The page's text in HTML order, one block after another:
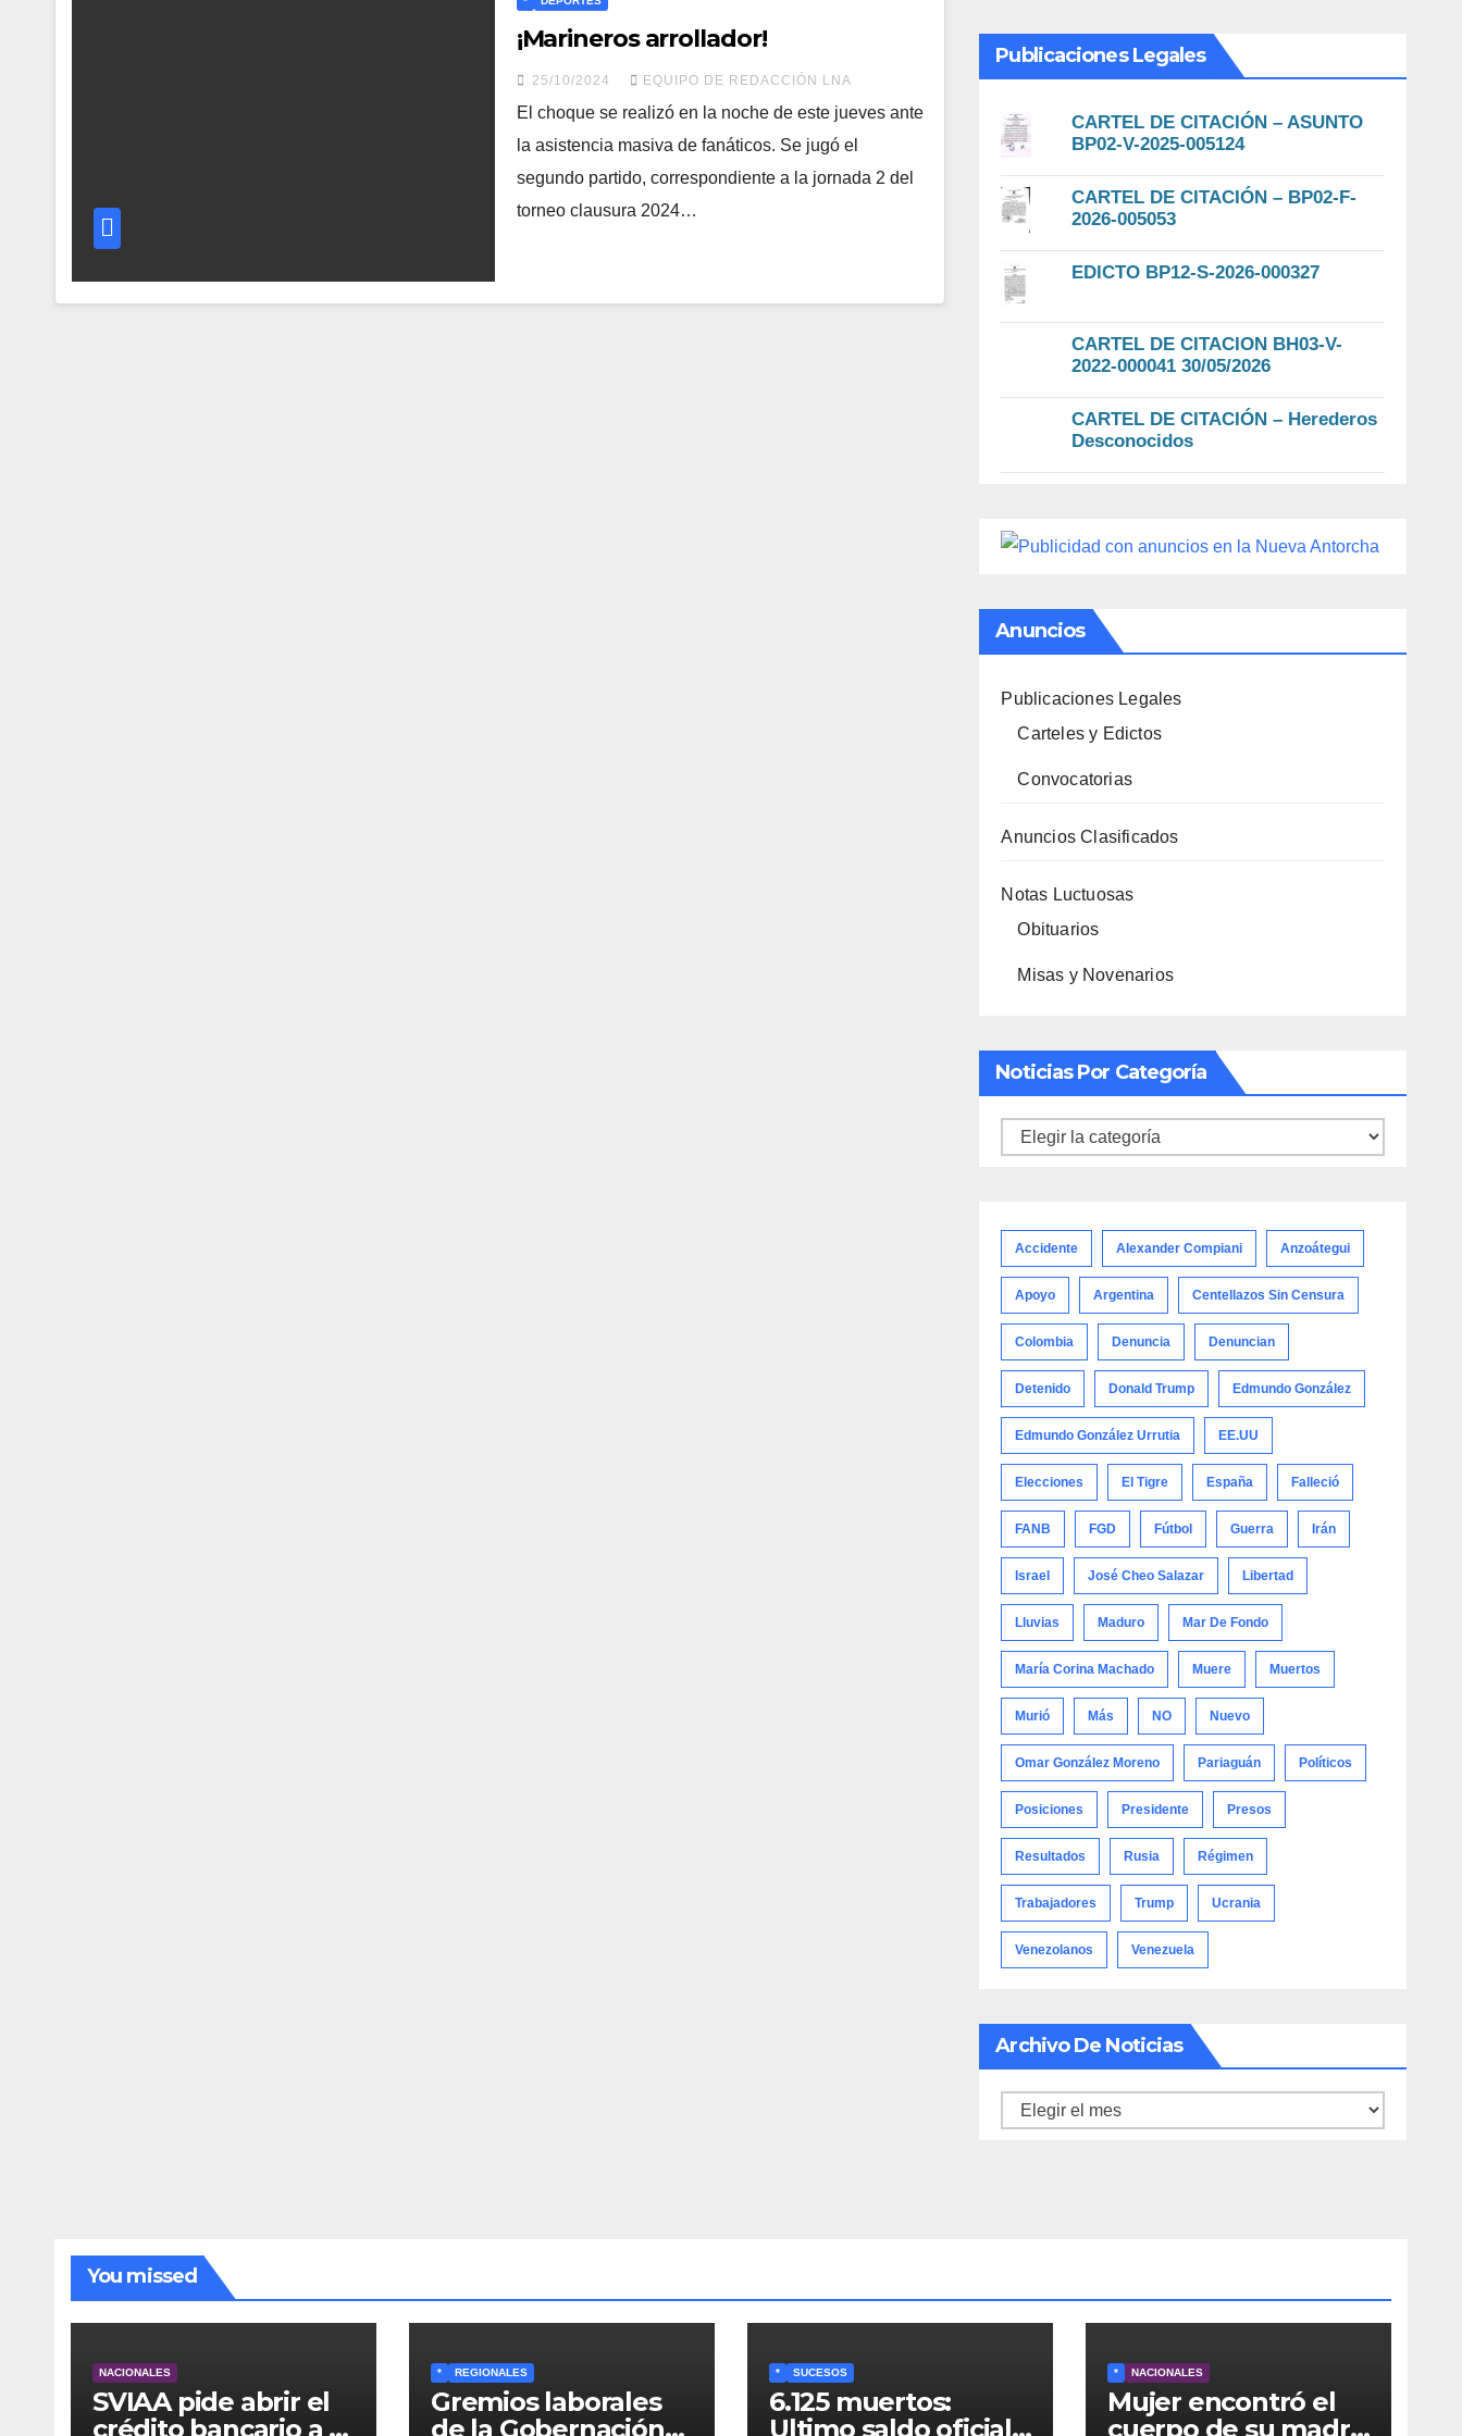
¡Marineros arrollador!
25/10/2024 EQUIPO DE REDACCIÓN LNA
El choque se realizó en la noche de este jueves ante
la asistencia masiva de fanáticos. Se jugó el
segundo partido, correspondiente a la jornada 2 del
torneo clausura 2024…
Publicaciones Legales
CARTEL DE CITACIÓN – ASUNTO
BP02-V-2025-005124
CARTEL DE CITACIÓN – BP02-F-
2026-005053
EDICTO BP12-S-2026-000327
CARTEL DE CITACION BH03-V-
2022-000041 30/05/2026
CARTEL DE CITACIÓN – Herederos
Desconocidos
Anuncios
Publicaciones Legales
Carteles y Edictos
Convocatorias
Anuncios Clasificados
Notas Luctuosas
Obituarios
Misas y Novenarios
Noticias Por Categoría
Noticias
Accidente Alexander Compiani Anzoátegui
Apoyo Argentina Centellazos Sin Censura
Colombia Denuncia Denuncian
Detenido Donald Trump Edmundo González
Edmundo González Urrutia EE.UU
Elecciones El Tigre España Falleció
FANB FGD Fútbol Guerra Irán
Israel José Cheo Salazar Libertad
Lluvias Maduro Mar De Fondo
María Corina Machado Muere Muertos
Murió Más NO Nuevo
Omar González Moreno Pariaguán Políticos
Posiciones Presidente Presos
Resultados Rusia Régimen
Trabajadores Trump Ucrania
Venezolanos Venezuela
Archivo De Noticias
Archivo
You missed
NACIONALES
SVIAA pide abrir el
crédito bancario a la
* REGIONALES
Gremios laborales
de la Gobernación
* SUCESOS
6.125 muertos:
Ultimo saldo oficial
* NACIONALES
Mujer encontró el
cuerpo de su madre